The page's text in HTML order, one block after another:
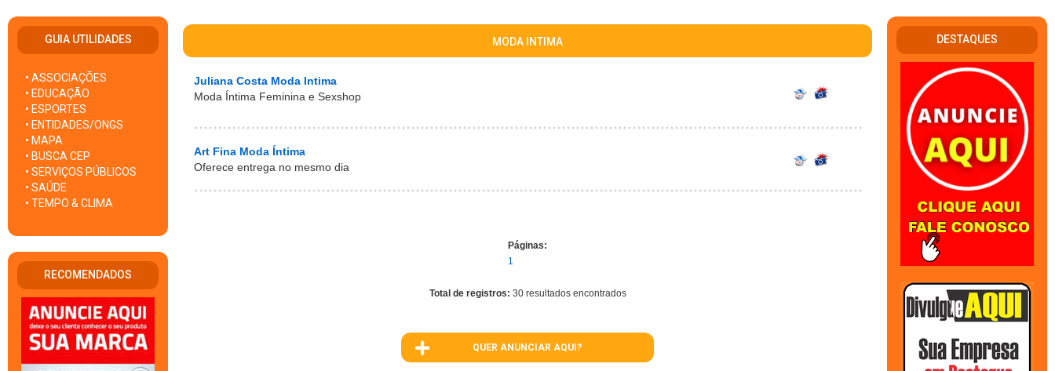
GUIA UTILIDADES
• ASSOCIAÇÕES
• EDUCAÇÃO
• ESPORTES
• ENTIDADES/ONGS
• MAPA
• BUSCA CEP
• SERVIÇOS PÚBLICOS
• SAÚDE
• TEMPO & CLIMA
RECOMENDADOS
MODA INTIMA
Juliana Costa Moda Intima
Moda Íntima Feminina e Sexshop
Art Fina Moda Íntima
Oferece entrega no mesmo dia
Páginas:
1
Total de registros: 30 resultados encontrados
QUER ANUNCIAR AQUI?
DESTAQUES